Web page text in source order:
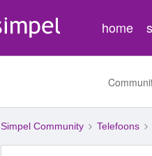
home
Simpel Community Telefoons